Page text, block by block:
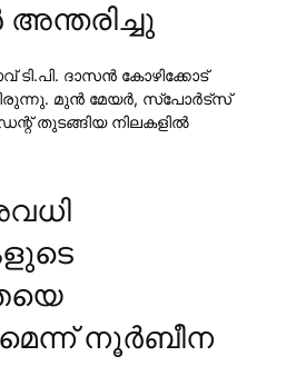
അന്തരിച്ചു
ടി.പി. ദാസന്‍ കോഴിക്കോട്
മുന്‍ മേയര്‍, സ്പോര്‍ട്സ്
തുടങ്ങിയ നിലകളില്‍
നൂര്‍ബീന